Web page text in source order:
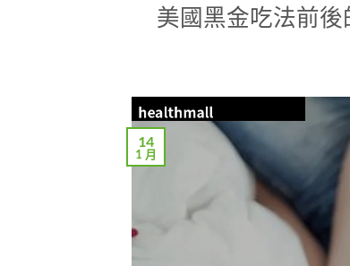
美國黑金吃法前
14
1 月